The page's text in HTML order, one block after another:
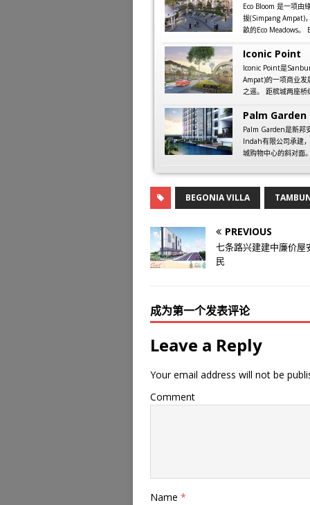
Eco Bloom 是一项由
拔(Simpang Ampat)
畝的Eco Meadows。
Iconic Point
Iconic Point是
Ampat)的一项商业
之遥。 距槟城两座
Palm Garden
Palm Garden是新邦
Indah有限公司承建
城购物中心的斜对面
BEGONIA VILLA
PREVIOUS
七条路兴建建中廉价屋
民
成为第一个发表评论
Leave a Reply
Your email address will not be
Comment
Name *